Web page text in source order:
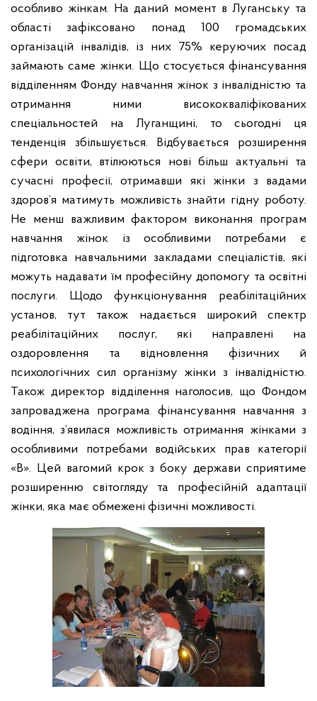
особливо жінкам. На даний момент в Луганську та
області зафіксовано понад 100 громадських
організацій інвалідів, із них 75% керуючих посад
займають саме жінки. Що стосується фінансування
відділенням Фонду навчання жінок з інвалідністю та
отримання ними висококваліфікованих
спеціальностей на Луганщині, то сьогодні ця
тенденція збільшується. Відбувається розширення
сфери освіти, втілюються нові більш актуальні та
сучасні професії, отримавши які жінки з вадами
здоров’я матимуть можливість знайти гідну роботу.
Не менш важливим фактором виконання програм
навчання жінок із особливими потребами є
підготовка навчальними закладами спеціалістів, які
можуть надавати їм професійну допомогу та освітні
послуги. Щодо функціонування реабілітаційних
установ, тут також надається широкий спектр
реабілітаційних послуг, які направлені на
оздоровлення та відновлення фізичних й
психологічних сил організму жінки з інвалідністю.
Також директор відділення наголосив, що Фондом
запроваджена програма фінансування навчання з
водіння, з’явилася можливість отримання жінками з
особливими потребами водійських прав категорії
«В». Цей вагомий крок з боку держави сприятиме
розширенню світогляду та професійній адаптації
жінки, яка має обмежені фізичні можливості.